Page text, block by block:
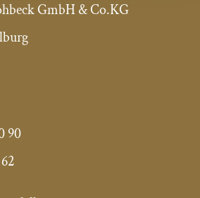
GmbH & Co.KG
90